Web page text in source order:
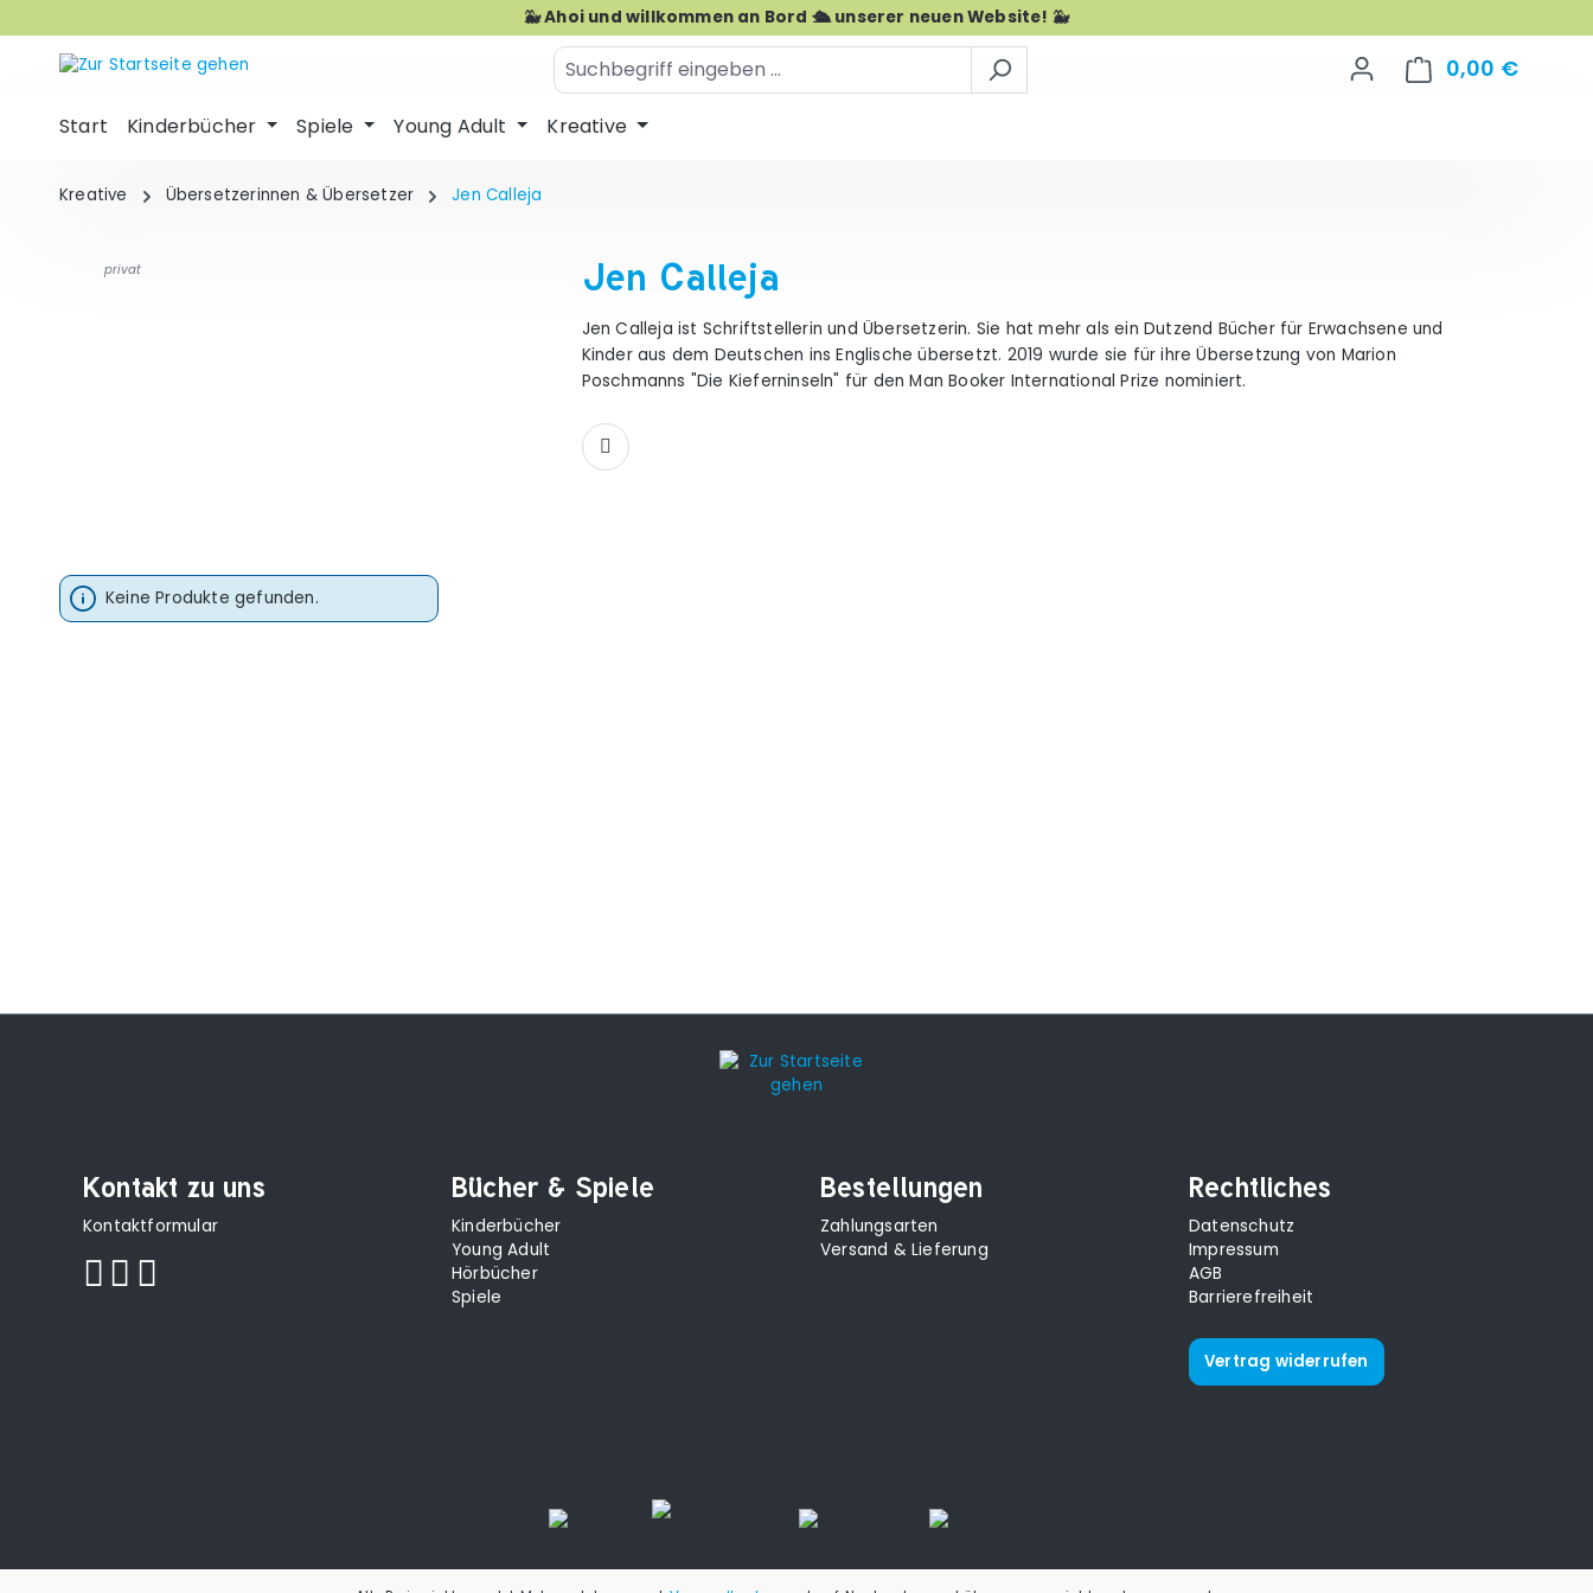
🐳 Ahoi und willkommen an Bord 🛳️ unserer neuen Website! 🐳
0,00 €
Start Kinderbücher Spiele Young Adult Kreative
Kreative Übersetzerinnen & Übersetzer Jen Calleja
privat Jen Calleja
Jen Calleja ist Schriftstellerin und Übersetzerin. Sie hat mehr als ein Dutzend Bücher für Erwachsene und
Kinder aus dem Deutschen ins Englische übersetzt. 2019 wurde sie für ihre Übersetzung von Marion
Poschmanns "Die Kieferninseln" für den Man Booker International Prize nominiert.
Keine Produkte gefunden.
Kontakt zu uns
Kontaktformular
Bücher & Spiele
Kinderbücher
Young Adult
Hörbücher
Spiele
Bestellungen
Zahlungsarten
Versand & Lieferung
Rechtliches
Datenschutz
Impressum
AGB
Barrierefreiheit
Vertrag widerrufen